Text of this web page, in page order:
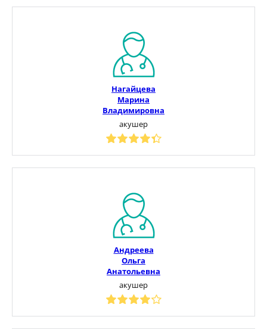
Нагайцева
Марина
Владимировна
акушер
Андреева
Ольга
Анатольевна
акушер